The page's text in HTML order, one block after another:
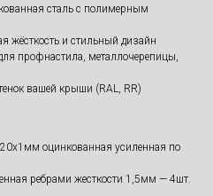
сталь с полимерным
жёсткость и стильный дизайн
профнастила, металлочерепицы,
вашей крыши (RAL, RR)
оцинкованная усиленная по
ребрами жесткости 1,5мм — 4шт.